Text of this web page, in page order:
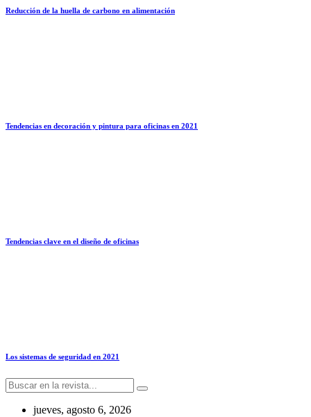
Reducción de la huella de carbono en alimentación
Tendencias en decoración y pintura para oficinas en 2021
Tendencias clave en el diseño de oficinas
Los sistemas de seguridad en 2021
jueves, agosto 6, 2026